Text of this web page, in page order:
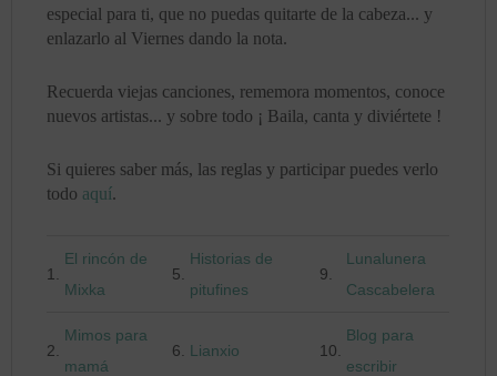
especial para ti, que no puedas quitarte de la cabeza... y
enlazarlo al Viernes dando la nota.
Recuerda viejas canciones, rememora momentos, conoce
nuevos artistas... y sobre todo ¡ Baila, canta y diviértete !
Si quieres saber más, las reglas y participar puedes verlo
todo aquí.
1.
El rincón de
Mixka
5.
Historias de
pitufines
9.
Lunalunera
Cascabelera
2.
Mimos para
mamá
6. Lianxio 10.
Blog para
escribir